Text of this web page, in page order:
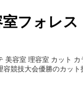
フォレ
美容室 理容室 カット
競技大会優勝のカッ